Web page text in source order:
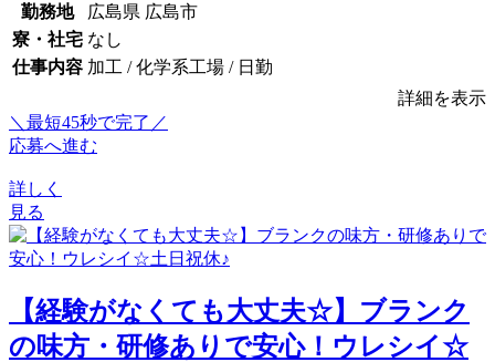
勤務地
広島県 広島市
寮・社宅 なし
仕事内容 加工 / 化学系工場 / 日勤
詳細を表示
＼最短45秒で完了／
応募へ進む
詳しく
見る
【経験がなくても大丈夫☆】ブランク
の味方・研修ありで安心！ウレシイ☆